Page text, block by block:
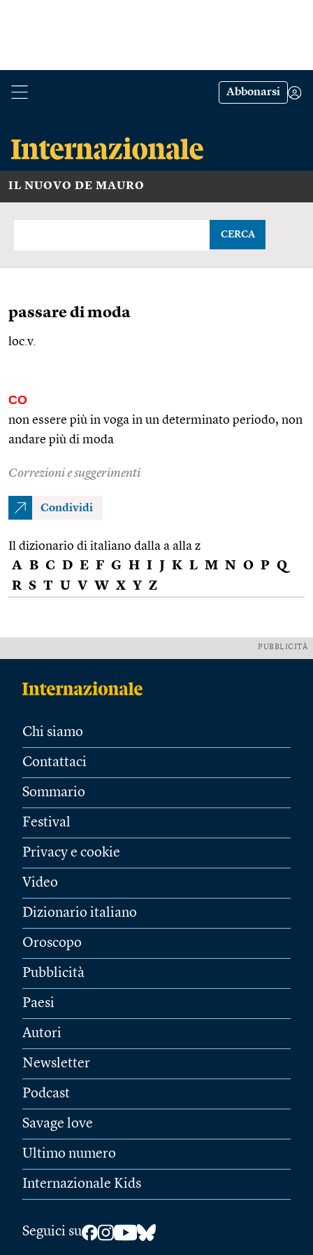
Abbonarsi
IL NUOVO DE MAURO
CERCA
passare di moda
loc.v.
CO
non essere più in voga in un determinato periodo, non
andare più di moda
Correzioni e suggerimenti
Condividi
Il dizionario di italiano dalla a alla z
A B C D E F G H I J K L M N O P Q
R S T U V W X Y Z
PUBBLICITÀ
Chi siamo
Contattaci
Sommario
Festival
Privacy e cookie
Video
Dizionario italiano
Oroscopo
Pubblicità
Paesi
Autori
Newsletter
Podcast
Savage love
Ultimo numero
Internazionale Kids
Seguici su